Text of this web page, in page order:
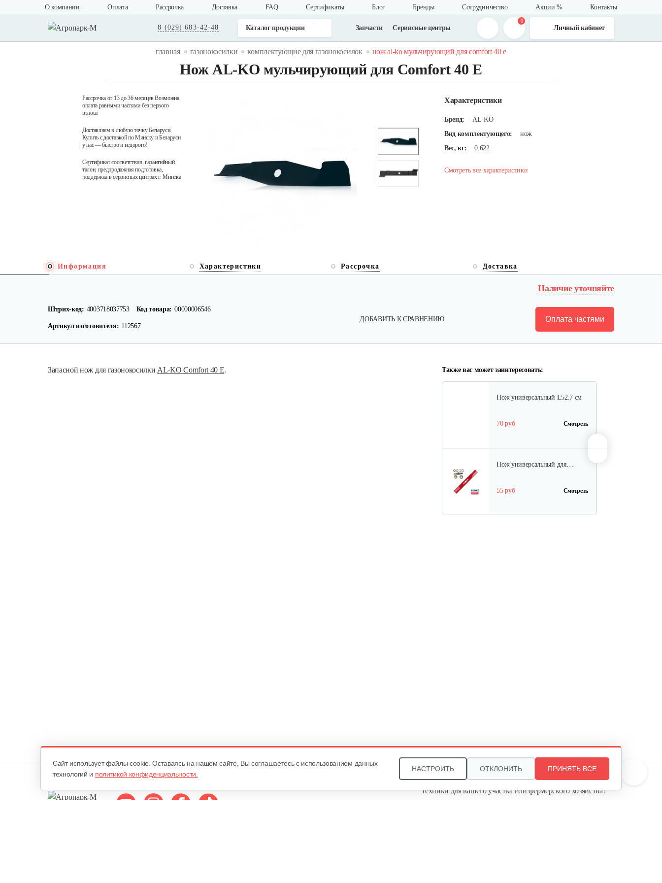
О компании Оплата Рассрочка Доставка FAQ Cертификаты Блог Бренды Сотрудничество Акции % Контакты
8 (029) 683-42-48 Каталог продукции Запчасти Сервисные центры
0
Личный кабинет
главная газонокосилки комплектующие для газонокосилок нож al-ko мульчирующий для comfort 40 e
Нож AL-KO мульчирующий для Comfort 40 E
Рассрочка от 13 до 36 месяцев Возможна
оплата равными частями без первого
взноса
Доставляем в любую точку Беларуси.
Купить с доставкой по Минску и Беларуси
у нас — быстро и недорого!
Сертификат соответствия, гарантийный
талон, предпродажная подготовка,
поддержка в сервисных центрах г. Минска
Характеристики
Бренд:
AL-KO
Вид комплектующего:
нож
Вес, кг:
0.622
Смотреть все характеристики
Информация Характеристики Рассрочка Доставка
Наличие уточняйте
Штрих-код: 4003718037753 Код товара: 00000006546
Артикул изготовителя: 112567
ДОБАВИТЬ К СРАВНЕНИЮ Оплата частями
Запасной нож для газонокосилки AL-KO Comfort 40 E. Также вас может заинтересовать:
Набор запасных ножей AL-KO
для…
Смотреть
Зарядное устройство Stiga SCG
Нож универсальный L52.7 см
70 руб Смотреть
Нож универсальный для…
55 руб Смотреть
221 руб Смотреть
Звоните, и мы поможем подобрать идеальный вариант
техники для вашего участка или фермерского хозяйства!
Cайт использует файлы cookie. Оставаясь на нашем сайте, Вы соглашаетесь с использованием данных
технологий и политикой конфиденциальности.
НАСТРОИТЬ ОТКЛОНИТЬ ПРИНЯТЬ ВСЕ